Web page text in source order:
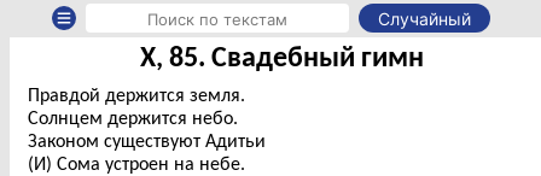
Случайный
X, 85. Свадебный гимн
Правдой держится земля.
Солнцем держится небо.
Законом существуют Адитьи
(И) Сома устроен на небе.